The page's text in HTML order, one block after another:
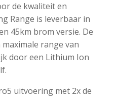
de kwaliteit en
Range is leverbaar in
45km brom versie. De
range van
door een Lithium Ion
uitvoering met 2x de